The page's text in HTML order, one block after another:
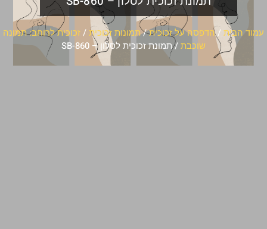
עמוד הבית /הדפסה על זכוכית/תמונות זכוכית/זכוכית לרוחב: תמונה
שוכבת/ תמונת זכוכית לסלון – SB-860